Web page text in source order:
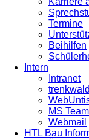
Termine
Beihilfen
Intern
Intranet
MS
Webmail
HTL Bau